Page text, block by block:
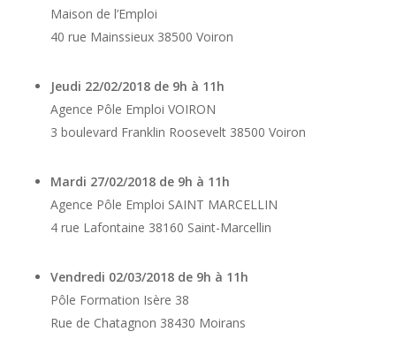
Maison de l’Emploi
40 rue Mainssieux 38500 Voiron
Jeudi 22/02/2018 de 9h à 11h
Agence Pôle Emploi VOIRON
3 boulevard Franklin Roosevelt 38500 Voiron
Mardi 27/02/2018 de 9h à 11h
Agence Pôle Emploi SAINT MARCELLIN
4 rue Lafontaine 38160 Saint-Marcellin
Vendredi 02/03/2018 de 9h à 11h
Pôle Formation Isère 38
Rue de Chatagnon 38430 Moirans